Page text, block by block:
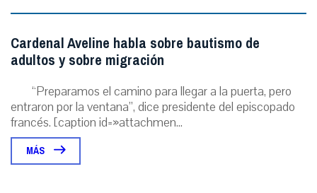
Cardenal Aveline habla sobre bautismo de
adultos y sobre migración
“Preparamos el camino para llegar a la puerta, pero
entraron por la ventana”, dice presidente del episcopado
francés. [caption id=»attachmen...
MÁS